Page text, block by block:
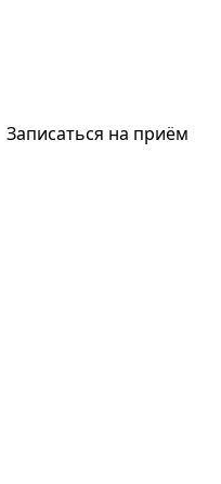
Записаться на приём